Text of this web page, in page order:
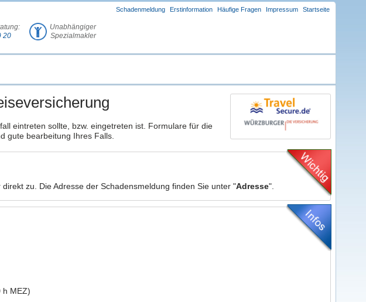
Schadenmeldung Erstinformation Häufige Fragen Impressum Startseite
20
Unabhängiger
Spezialmakler
eintreten sollte, bzw. eingetreten ist. Formulare für die
gute bearbeitung Ihres Falls.
zu. Die Adresse der Schadensmeldung finden Sie unter "Adresse".
h MEZ)